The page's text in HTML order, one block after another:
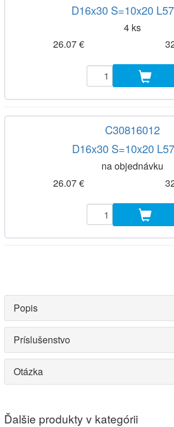
D16x30 S=10x20
4 ks
26.07 €
C30816012
D16x30 S=10x20
na objednávku
26.07 €
Popis
Príslušenstvo
Otázka
Ďalšie produkty v kategórii